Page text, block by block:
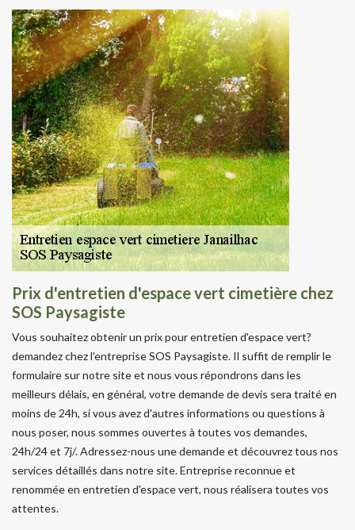
Prix d'entretien d'espace vert cimetière chez
SOS Paysagiste
Vous souhaitez obtenir un prix pour entretien d'espace vert?
demandez chez l'entreprise SOS Paysagiste. Il suffit de remplir le
formulaire sur notre site et nous vous répondrons dans les
meilleurs délais, en général, votre demande de devis sera traité en
moins de 24h, si vous avez d'autres informations ou questions à
nous poser, nous sommes ouvertes à toutes vos demandes,
24h/24 et 7j/. Adressez-nous une demande et découvrez tous nos
services détaillés dans notre site. Entreprise reconnue et
renommée en entretien d'espace vert, nous réalisera toutes vos
attentes.